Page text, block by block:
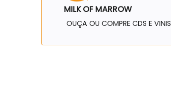
MILK OF MARROW
OUÇA OU COMPRE CDS E VINIS